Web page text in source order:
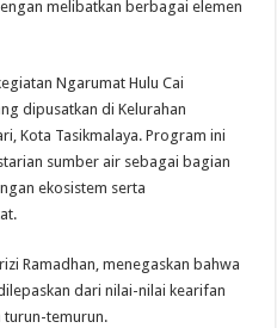
melibatkan berbagai elemen
Ngarumat Hulu Cai
dipusatkan di Kelurahan
Kota Tasikmalaya. Program ini
sumber air sebagai bagian
ekosistem serta
Ramadhan, menegaskan bahwa
dari nilai-nilai kearifan
turun-temurun.